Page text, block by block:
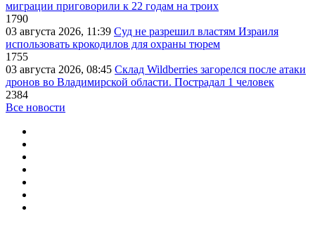
миграции приговорили к 22 годам на троих
1790
03 августа 2026, 11:39 Суд не разрешил властям Израиля
использовать крокодилов для охраны тюрем
1755
03 августа 2026, 08:45 Склад Wildberries загорелся после атаки
дронов во Владимирской области. Пострадал 1 человек
2384
Все новости